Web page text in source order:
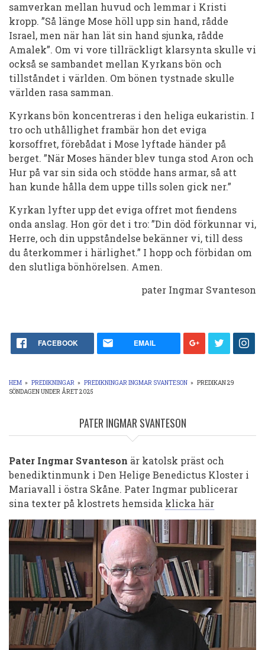
samverkan mellan huvud och lemmar i Kristi
kropp. ”Så länge Mose höll upp sin hand, rådde
Israel, men när han lät sin hand sjunka, rådde
Amalek”. Om vi vore tillräckligt klarsynta skulle vi
också se sambandet mellan Kyrkans bön och
tillståndet i världen. Om bönen tystnade skulle
världen rasa samman.
Kyrkans bön koncentreras i den heliga eukaristin. I
tro och uthållighet frambär hon det eviga
korsoffret, förebådat i Mose lyftade händer på
berget. ”När Moses händer blev tunga stod Aron och
Hur på var sin sida och stödde hans armar, så att
han kunde hålla dem uppe tills solen gick ner.”
Kyrkan lyfter upp det eviga offret mot fiendens
onda anslag. Hon gör det i tro: ”Din död förkunnar vi,
Herre, och din uppståndelse bekänner vi, till dess
du återkommer i härlighet.” I hopp och förbidan om
den slutliga bönhörelsen. Amen.
pater Ingmar Svanteson
FACEBOOK EMAIL
LÄNKSTIG
HEM » PREDIKNINGAR » PREDIKNINGAR INGMAR SVANTESON » PREDIKAN 29
SÖNDAGEN UNDER ÅRET 2025
PATER INGMAR SVANTESON
Pater Ingmar Svanteson är katolsk präst och
benediktinmunk i Den Helige Benedictus Kloster i
Mariavall i östra Skåne. Pater Ingmar publicerar
sina texter på klostrets hemsida klicka här